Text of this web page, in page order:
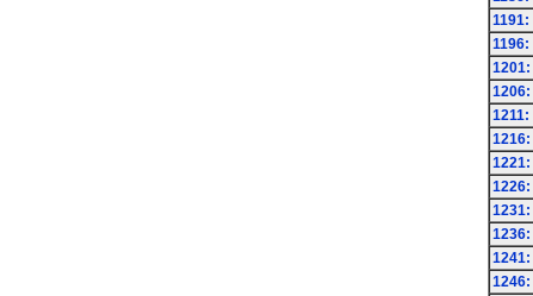
1191:
1196:
1201:
1206:
1211:
1216:
1221:
1226:
1231:
1236:
1241:
1246: